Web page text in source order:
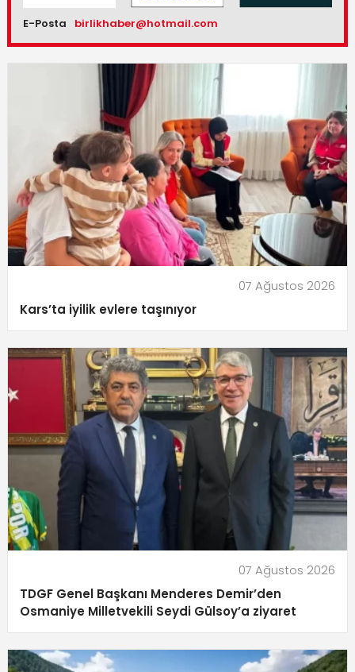
E-Posta birlikhaber@hotmail.com
07 Ağustos 2026
Kars’ta iyilik evlere taşınıyor
07 Ağustos 2026
TDGF Genel Başkanı Menderes Demir’den
Osmaniye Milletvekili Seydi Gülsoy’a ziyaret